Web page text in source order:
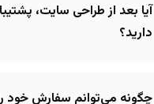
آیا بعد از طراحی سایت،
دارید؟
چگونه می‌توانم سفارش خود